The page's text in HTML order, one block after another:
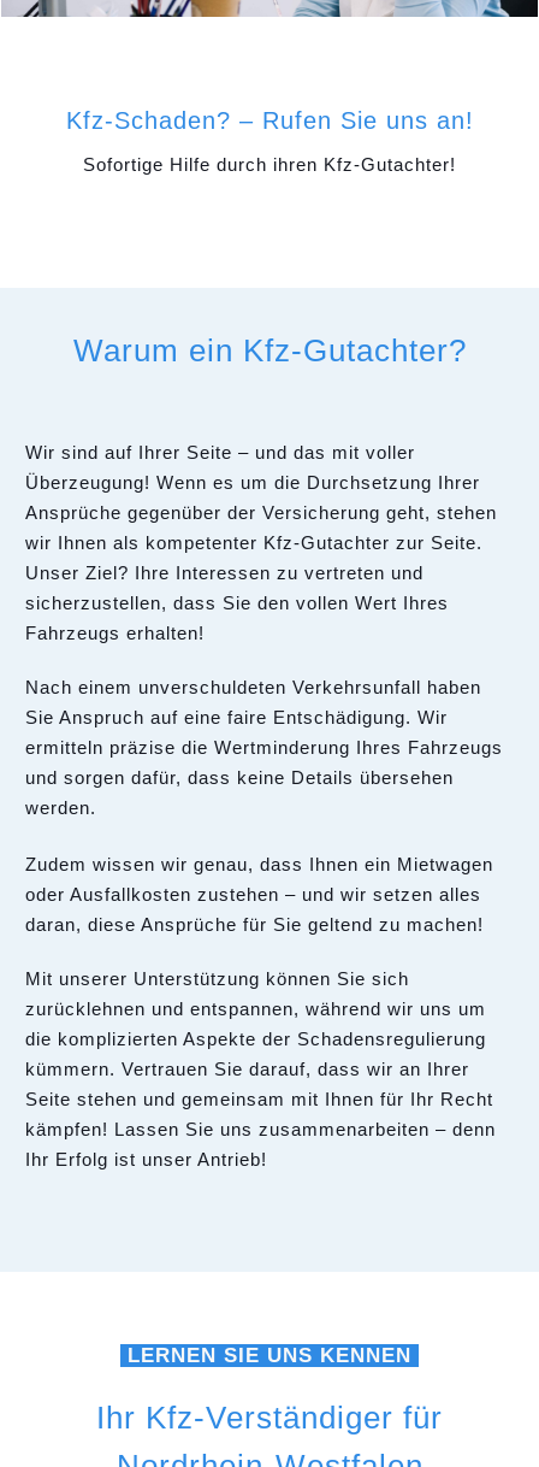
Kfz-Schaden? – Rufen Sie uns an!
Sofortige Hilfe durch ihren Kfz-Gutachter!
Warum ein Kfz-Gutachter?
Wir sind auf Ihrer Seite – und das mit voller
Überzeugung! Wenn es um die Durchsetzung Ihrer
Ansprüche gegenüber der Versicherung geht, stehen
wir Ihnen als kompetenter Kfz-Gutachter zur Seite.
Unser Ziel? Ihre Interessen zu vertreten und
sicherzustellen, dass Sie den vollen Wert Ihres
Fahrzeugs erhalten!
Nach einem unverschuldeten Verkehrsunfall haben
Sie Anspruch auf eine faire Entschädigung. Wir
ermitteln präzise die Wertminderung Ihres Fahrzeugs
und sorgen dafür, dass keine Details übersehen
werden.
Zudem wissen wir genau, dass Ihnen ein Mietwagen
oder Ausfallkosten zustehen – und wir setzen alles
daran, diese Ansprüche für Sie geltend zu machen!
Mit unserer Unterstützung können Sie sich
zurücklehnen und entspannen, während wir uns um
die komplizierten Aspekte der Schadensregulierung
kümmern. Vertrauen Sie darauf, dass wir an Ihrer
Seite stehen und gemeinsam mit Ihnen für Ihr Recht
kämpfen! Lassen Sie uns zusammenarbeiten – denn
Ihr Erfolg ist unser Antrieb!
LERNEN SIE UNS KENNEN
Ihr Kfz-Verständiger für